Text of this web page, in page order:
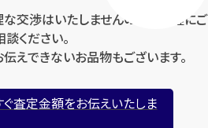
交渉はいたしませんのでお気軽にご
談ください。
えできないお品物もございます。
ぐ査定金額をお伝えいたしま